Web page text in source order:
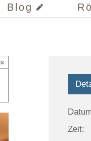
Blog
×
Zeit: